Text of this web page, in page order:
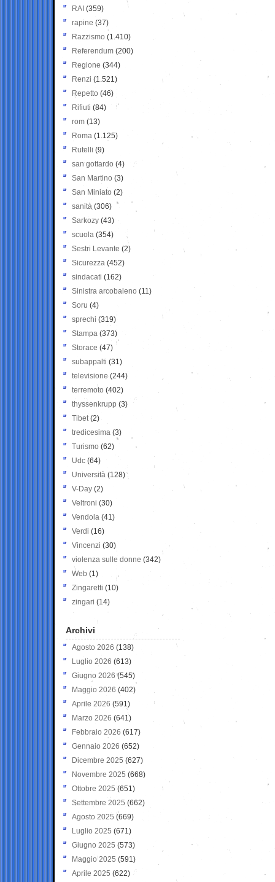
RAI (359)
rapine (37)
Razzismo (1.410)
Referendum (200)
Regione (344)
Renzi (1.521)
Repetto (46)
Rifiuti (84)
rom (13)
Roma (1.125)
Rutelli (9)
san gottardo (4)
San Martino (3)
San Miniato (2)
sanità (306)
Sarkozy (43)
scuola (354)
Sestri Levante (2)
Sicurezza (452)
sindacati (162)
Sinistra arcobaleno (11)
Soru (4)
sprechi (319)
Stampa (373)
Storace (47)
subappalti (31)
televisione(244)
terremoto (402)
thyssenkrupp (3)
Tibet(2)
tredicesima (3)
Turismo (62)
Udc (64)
Università (128)
V-Day (2)
Veltroni (30)
Vendola (41)
Verdi (16)
Vincenzi (30)
violenza sulle donne (342)
Web (1)
Zingaretti (10)
zingari (14)
Archivi
Agosto 2026 (138)
Luglio 2026 (613)
Giugno 2026 (545)
Maggio 2026 (402)
Aprile 2026 (591)
Marzo 2026 (641)
Febbraio 2026 (617)
Gennaio 2026 (652)
Dicembre 2025 (627)
Novembre 2025 (668)
Ottobre 2025 (651)
Settembre 2025 (662)
Agosto 2025 (669)
Luglio 2025 (671)
Giugno 2025 (573)
Maggio 2025 (591)
Aprile 2025 (622)